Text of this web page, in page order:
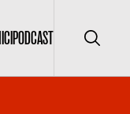
PODCAST Cerca